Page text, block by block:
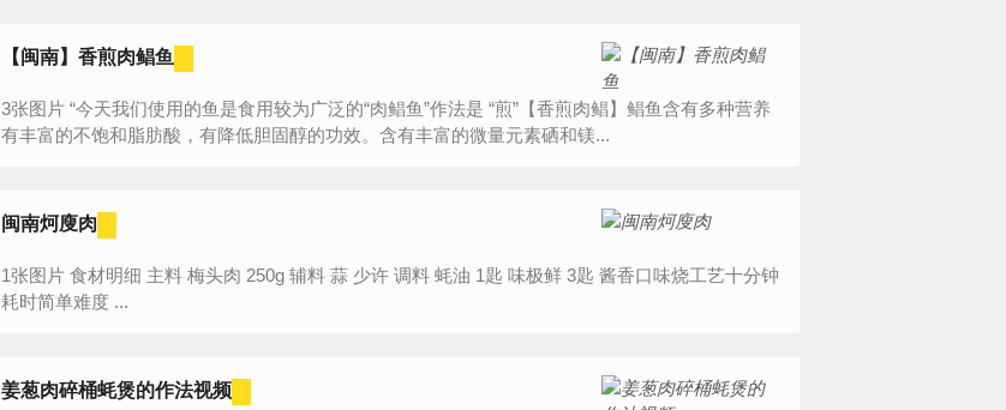
【闽南】香煎肉鲳鱼
3张图片 “今天我们使用的鱼是食用较为广泛的“肉鲳鱼”作法是 “煎”【香煎肉鲳】鲳鱼含有多种营养
有丰富的不饱和脂肪酸，有降低胆固醇的功效。含有丰富的微量元素硒和镁...
闽南炣廋肉
1张图片 食材明细 主料 梅头肉 250g 辅料 蒜 少许 调料 蚝油 1匙 味极鲜 3匙 酱香口味烧工艺十分钟
耗时简单难度 ...
姜葱肉碎桶蚝煲的作法视频